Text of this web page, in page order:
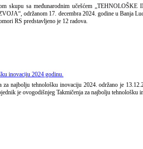
skupu sa međunarodnim učešćem
održanom 17. decembra 2024. godine u Banja
RS predstavljeno je 12 radova.
inovaciju 2024 godinu.
za najbolju tehnološku inovaciju 2024. održano je
je ovogodišnjeg Takmičenja za najbolju tehnološku